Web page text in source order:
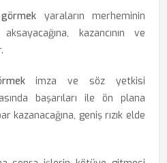
yaraların merheminin
kazancının ve
imza ve söz yetkisi
başarıları ile ön plana
kazanacağına, geniş rızık elde